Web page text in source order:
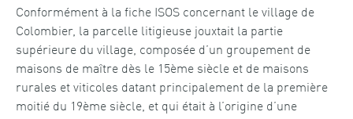
Conformément à la fiche ISOS concernant le village de
Colombier, la parcelle litigieuse jouxtait la partie
supérieure du village, composée d’un groupement de
maisons de maître dès le 15ème siècle et de maisons
rurales et viticoles datant principalement de la première
moitié du 19ème siècle, et qui était à l’origine d’une